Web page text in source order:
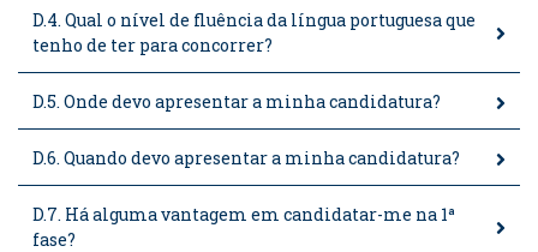
D.4. Qual o nível de fluência da língua portuguesa que
tenho de ter para concorrer?
D.5. Onde devo apresentar a minha candidatura?
D.6. Quando devo apresentar a minha candidatura?
D.7. Há alguma vantagem em candidatar-me na 1ª
fase?